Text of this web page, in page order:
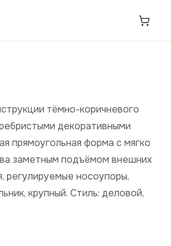
тёмно-коричневого
декоративными
прямоугольная форма с мягко
заметным подъёмом внешних
регулируемые носоупоры,
крупный. Стиль: деловой,